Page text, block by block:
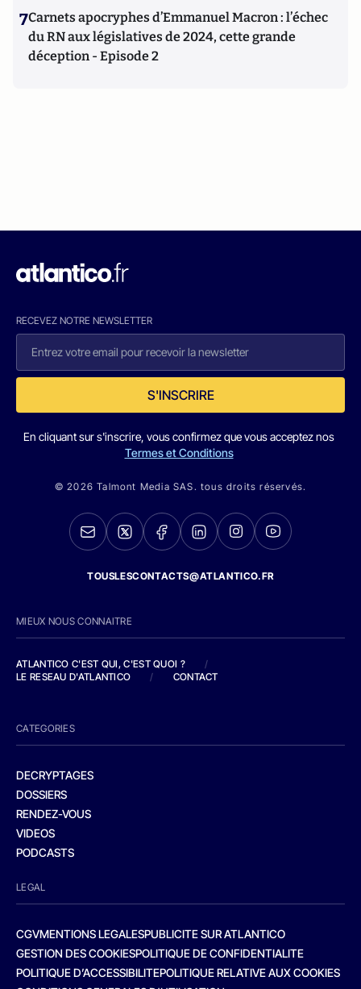
7Carnets apocryphes d’Emmanuel Macron : l’échec
du RN aux législatives de 2024, cette grande
déception - Episode 2
RECEVEZ NOTRE NEWSLETTER
S'INSCRIRE
En cliquant sur s'inscrire, vous confirmez que vous acceptez nos
Termes et Conditions
© 2026 Talmont Media SAS. tous droits réservés.
TOUSLESCONTACTS@ATLANTICO.FR
MIEUX NOUS CONNAITRE
ATLANTICO C'EST QUI, C'EST QUOI ?
/
LE RESEAU D'ATLANTICO
/ CONTACT
CATEGORIES
DECRYPTAGES
DOSSIERS
RENDEZ-VOUS
VIDEOS
PODCASTS
LEGAL
CGVMENTIONS LEGALESPUBLICITE SUR ATLANTICO
GESTION DES COOKIESPOLITIQUE DE CONFIDENTIALITE
POLITIQUE D’ACCESSIBILITEPOLITIQUE RELATIVE AUX COOKIES